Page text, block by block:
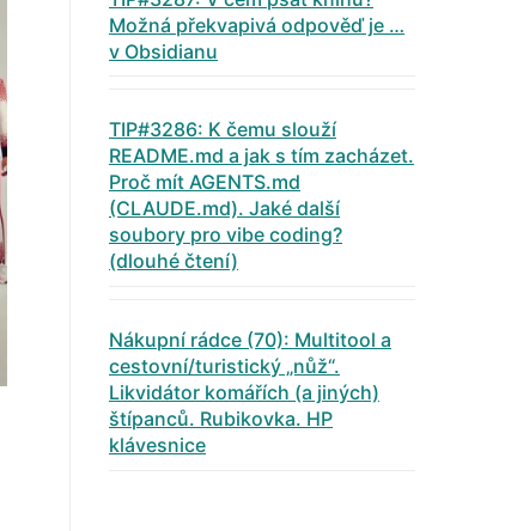
Možná překvapivá odpověď je …
v Obsidianu
TIP#3286: K čemu slouží
README.md a jak s tím zacházet.
Proč mít AGENTS.md
(CLAUDE.md). Jaké další
soubory pro vibe coding?
(dlouhé čtení)
Nákupní rádce (70): Multitool a
cestovní/turistický „nůž“.
Likvidátor komářích (a jiných)
štípanců. Rubikovka. HP
klávesnice